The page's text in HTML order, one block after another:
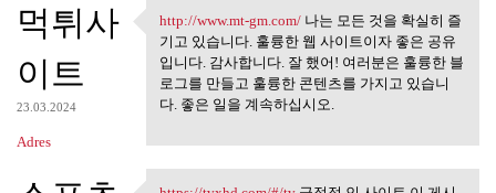
먹튀사
이트
23.03.2024
Adres
http://www.mt-gm.com/ 나는 모든
http://www.mt-gm.com/나는 모든 것을 확실히 즐
기고 있습니다. 훌륭한 웹 사이트이자 좋은 공유
입니다. 감사합니다. 잘 했어! 여러분은 훌륭한 블
로그를 만들고 훌륭한 콘텐츠를 가지고 있습니
다. 좋은 일을 계속하십시오.